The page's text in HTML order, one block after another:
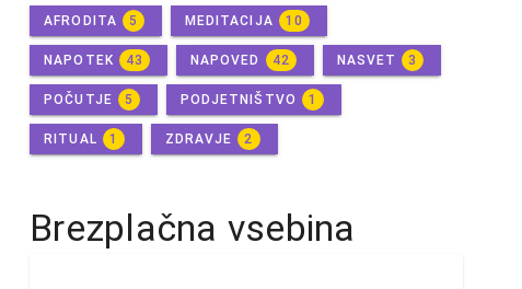
AFRODITA 5 MEDITACIJA 10
NAPOTEK 43 NAPOVED 42 NASVET 3
POČUTJE 5 PODJETNIŠTVO 1
RITUAL 1 ZDRAVJE 2
Brezplačna vsebina